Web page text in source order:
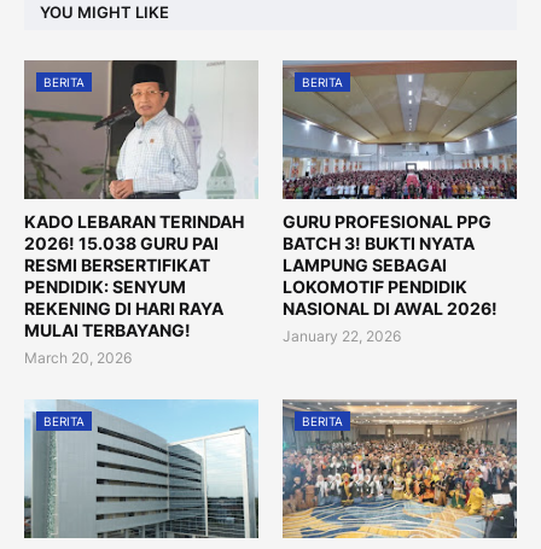
YOU MIGHT LIKE
BERITA
KADO LEBARAN TERINDAH
2026! 15.038 GURU PAI
RESMI BERSERTIFIKAT
PENDIDIK: SENYUM
REKENING DI HARI RAYA
MULAI TERBAYANG!
March 20, 2026
BERITA
GURU PROFESIONAL PPG
BATCH 3! BUKTI NYATA
LAMPUNG SEBAGAI
LOKOMOTIF PENDIDIK
NASIONAL DI AWAL 2026!
January 22, 2026
BERITA BERITA